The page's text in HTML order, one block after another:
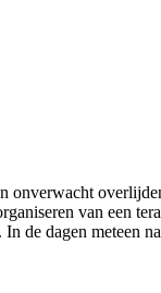
van een
de dagen meteen